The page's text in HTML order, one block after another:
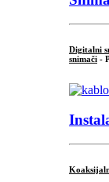
Digitalni
snimači -